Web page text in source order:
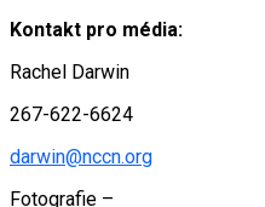
Kontakt pro média:
Rachel Darwin
267-622-6624
darwin@nccn.org
Fotografie –